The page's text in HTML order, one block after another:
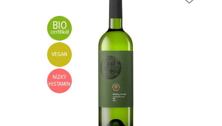
BIO
certifikát
VEGAN
NÍZKÝ
HISTAMIN